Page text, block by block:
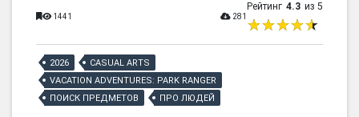
1441 281
Рейтинг 4.3 из 5
2026
CASUAL ARTS
VACATION ADVENTURES: PARK RANGER
ПОИСК ПРЕДМЕТОВ
ПРО ЛЮДЕЙ